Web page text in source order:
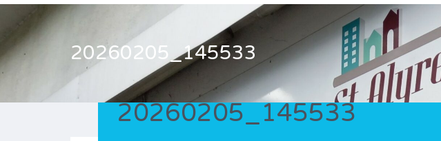
20260205_145533
20260205_145533